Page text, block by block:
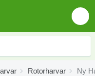
Rotorharvar Ny